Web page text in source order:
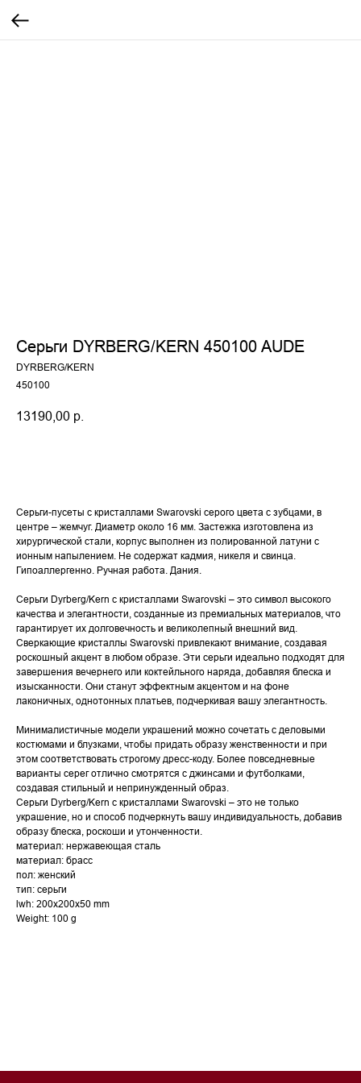
Серьги DYRBERG/KERN 450100 AUDE
DYRBERG/KERN
450100
13190,00 р.
Серьги-пусеты с кристаллами Swarovski серого цвета с зубцами, в
центре – жемчуг. Диаметр около 16 мм. Застежка изготовлена из
хирургической стали, корпус выполнен из полированной латуни с
ионным напылением. Не содержат кадмия, никеля и свинца.
Гипоаллергенно. Ручная работа. Дания.
Серьги Dyrberg/Kern с кристаллами Swarovski – это символ высокого
качества и элегантности, созданные из премиальных материалов, что
гарантирует их долговечность и великолепный внешний вид.
Сверкающие кристаллы Swarovski привлекают внимание, создавая
роскошный акцент в любом образе. Эти серьги идеально подходят для
завершения вечернего или коктейльного наряда, добавляя блеска и
изысканности. Они станут эффектным акцентом и на фоне
лаконичных, однотонных платьев, подчеркивая вашу элегантность.
Минималистичные модели украшений можно сочетать с деловыми
костюмами и блузками, чтобы придать образу женственности и при
этом соответствовать строгому дресс-коду. Более повседневные
варианты серег отлично смотрятся с джинсами и футболками,
создавая стильный и непринужденный образ.
Серьги Dyrberg/Kern с кристаллами Swarovski – это не только
украшение, но и способ подчеркнуть вашу индивидуальность, добавив
образу блеска, роскоши и утонченности.
материал: нержавеющая сталь
материал: брасс
пол: женский
тип: серьги
lwh: 200x200x50 mm
Weight: 100 g